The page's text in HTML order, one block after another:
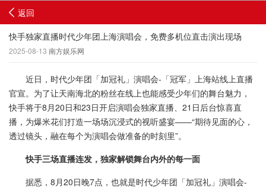
返回
快手独家直播时代少年团上海演唱会，免费多机位直击演出现场
2025-08-13 南方娱乐网
近日，时代少年团「加冠礼」演唱会-「冠军」上海站线上直播
官宣。为了让天南海北的粉丝在线上也能感受少年们的舞台魅力，
快手将于8月20日和23日开启演唱会独家直播、21日后台惊喜直
播，为爆米花们打造一场场沉浸式的视听盛宴——“期待见面的心，
透过镜头，融在每个为演唱会做准备的时刻里”。
快手三场直播连发，独家解锁舞台内外的每一面
据悉，8月20日晚7点，也就是时代少年团「加冠礼」演唱会-